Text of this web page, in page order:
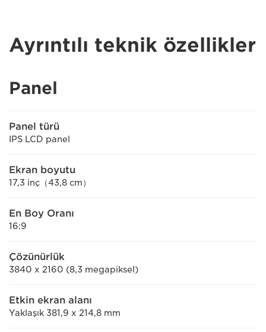
Ayrıntılı teknik özellikler
Panel
Panel türü
IPS LCD panel
Ekran boyutu
17,3 inç（43,8 cm）
En Boy Oranı
16:9
Çözünürlük
3840 x 2160 (8,3 megapiksel)
Etkin ekran alanı
Yaklaşık 381,9 x 214,8 mm